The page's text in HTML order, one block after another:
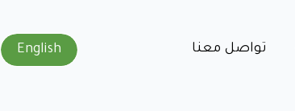
ﺗﻮاﺻﻞ ﻣﻌﻨﺎ English